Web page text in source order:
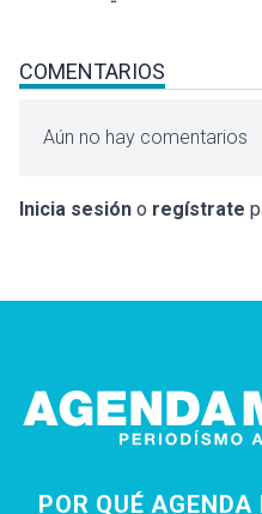
COMENTARIOS
Aún no hay comentarios
Inicia sesión o regístrate
POR QUÉ